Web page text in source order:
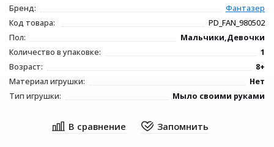
Бренд:
Фантазер
Код товара:
PD_FAN_980502
Пол:
Мальчики,Девочки
Количество в упаковке:
1
Возраст:
8+
Материал игрушки:
Нет
Тип игрушки:
Мыло своими руками